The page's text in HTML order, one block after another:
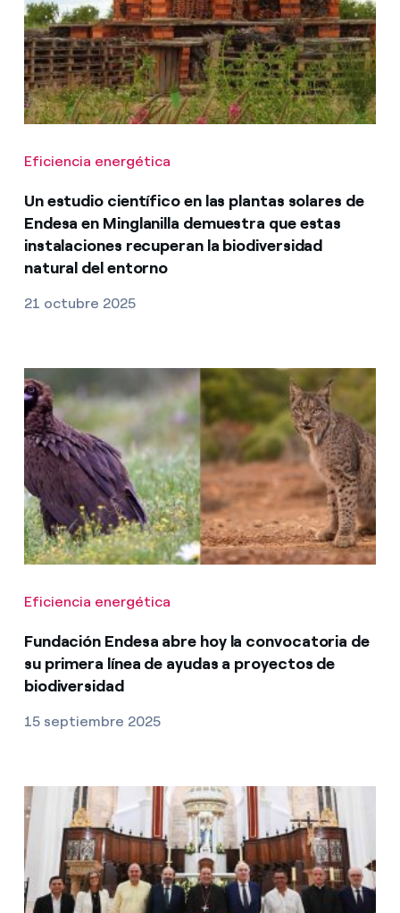
Eficiencia energética
Un estudio científico en las plantas solares de
Endesa en Minglanilla demuestra que estas
instalaciones recuperan la biodiversidad
natural del entorno
21 octubre 2025
Eficiencia energética
Fundación Endesa abre hoy la convocatoria de
su primera línea de ayudas a proyectos de
biodiversidad
15 septiembre 2025